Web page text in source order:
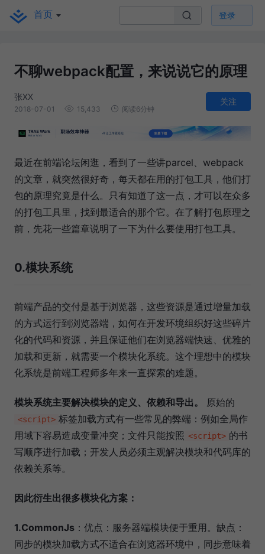
首页 登录
不聊webpack配置，来说说它的原理
张XX
2018-07-01 15,433 阅读6分钟
关注
最近在前端论坛闲逛，看到了一些讲parcel、webpack
的文章，就突然很好奇，每天都在用的打包工具，他们打
包的原理究竟是什么。只有知道了这一点，才可以在众多
的打包工具里，找到最适合的那个它。在了解打包原理之
前，先花一些篇章说明了一下为什么要使用打包工具。
0.模块系统
前端产品的交付是基于浏览器，这些资源是通过增量加载
的方式运行到浏览器端，如何在开发环境组织好这些碎片
化的代码和资源，并且保证他们在浏览器端快速、优雅的
加载和更新，就需要一个模块化系统。这个理想中的模块
化系统是前端工程师多年来一直探索的难题。
模块系统主要解决模块的定义、依赖和导出。 原始的
<script> 标签加载方式有一些常见的弊端：例如全局作
用域下容易造成变量冲突；文件只能按照 <script> 的书
写顺序进行加载；开发人员必须主观解决模块和代码库的
依赖关系等。
因此衍生出很多模块化方案：
1.CommonJs ：优点：服务器端模块便于重用。缺点：
同步的模块加载方式不适合在浏览器环境中，同步意味着